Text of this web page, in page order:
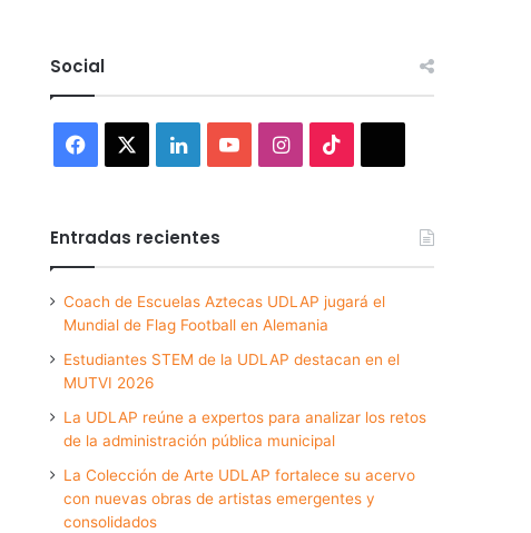
Social
Facebook LinkedInYouTubeInstagram
Entradas recientes
Coach de Escuelas Aztecas UDLAP jugará el
Mundial de Flag Football en Alemania
Estudiantes STEM de la UDLAP destacan en el
MUTVI 2026
La UDLAP reúne a expertos para analizar los retos
de la administración pública municipal
La Colección de Arte UDLAP fortalece su acervo
con nuevas obras de artistas emergentes y
consolidados